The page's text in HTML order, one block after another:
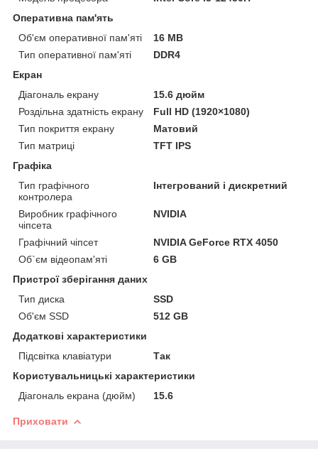
Оперативна пам'ять
Об'єм оперативної пам'яті
16 MB
Тип оперативної пам'яті
DDR4
Екран
Діагональ екрану
15.6 дюйм
Роздільна здатність екрану
Full HD (1920×1080)
Тип покриття екрану
Матовий
Тип матриці
TFT IPS
Графіка
Тип графічного
контролера
Інтегрований і дискретний
Виробник графічного
чіпсета
NVIDIA
Графічний чіпсет
NVIDIA GeForce RTX 4050
Об`єм відеопам'яті
6 GB
Пристрої зберігання даних
Тип диска
SSD
Об'єм SSD
512 GB
Додаткові характеристики
Підсвітка клавіатури
Так
Користувальницькі характеристики
Діагональ екрана (дюйм)
15.6
Приховати